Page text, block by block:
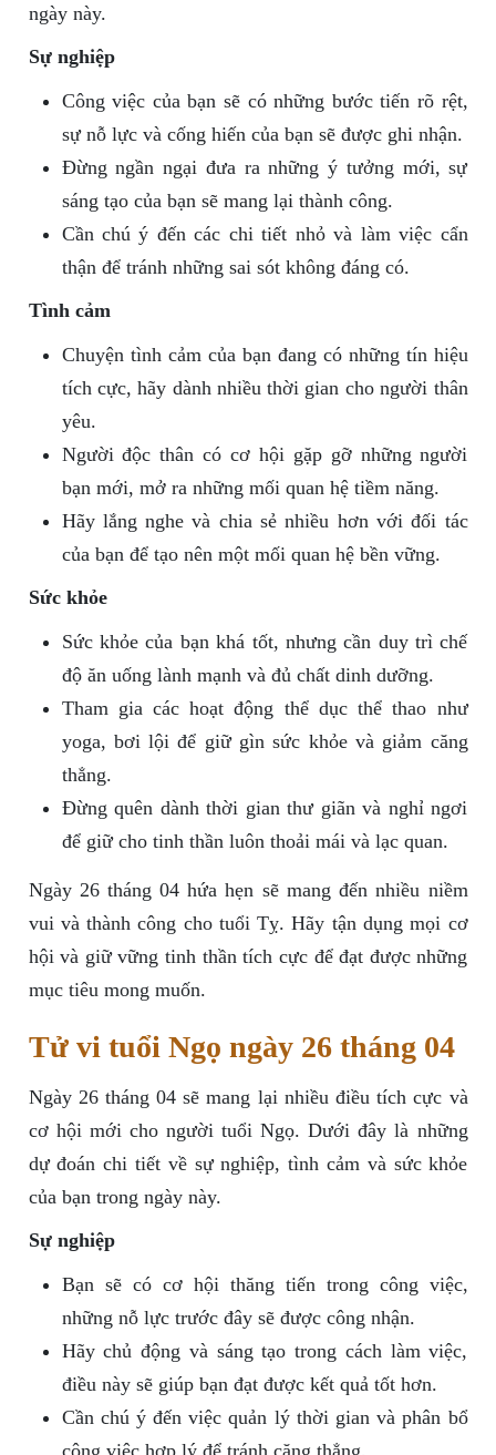
ngày này.
Sự nghiệp
Công việc của bạn sẽ có những bước tiến rõ rệt,
sự nỗ lực và cống hiến của bạn sẽ được ghi nhận.
Đừng ngần ngại đưa ra những ý tưởng mới, sự
sáng tạo của bạn sẽ mang lại thành công.
Cần chú ý đến các chi tiết nhỏ và làm việc cẩn
thận để tránh những sai sót không đáng có.
Tình cảm
Chuyện tình cảm của bạn đang có những tín hiệu
tích cực, hãy dành nhiều thời gian cho người thân
yêu.
Người độc thân có cơ hội gặp gỡ những người
bạn mới, mở ra những mối quan hệ tiềm năng.
Hãy lắng nghe và chia sẻ nhiều hơn với đối tác
của bạn để tạo nên một mối quan hệ bền vững.
Sức khỏe
Sức khỏe của bạn khá tốt, nhưng cần duy trì chế
độ ăn uống lành mạnh và đủ chất dinh dưỡng.
Tham gia các hoạt động thể dục thể thao như
yoga, bơi lội để giữ gìn sức khỏe và giảm căng
thẳng.
Đừng quên dành thời gian thư giãn và nghỉ ngơi
để giữ cho tinh thần luôn thoải mái và lạc quan.
Ngày 26 tháng 04 hứa hẹn sẽ mang đến nhiều niềm
vui và thành công cho tuổi Tỵ. Hãy tận dụng mọi cơ
hội và giữ vững tinh thần tích cực để đạt được những
mục tiêu mong muốn.
Tử vi tuổi Ngọ ngày 26 tháng 04
Ngày 26 tháng 04 sẽ mang lại nhiều điều tích cực và
cơ hội mới cho người tuổi Ngọ. Dưới đây là những
dự đoán chi tiết về sự nghiệp, tình cảm và sức khỏe
của bạn trong ngày này.
Sự nghiệp
Bạn sẽ có cơ hội thăng tiến trong công việc,
những nỗ lực trước đây sẽ được công nhận.
Hãy chủ động và sáng tạo trong cách làm việc,
điều này sẽ giúp bạn đạt được kết quả tốt hơn.
Cần chú ý đến việc quản lý thời gian và phân bổ